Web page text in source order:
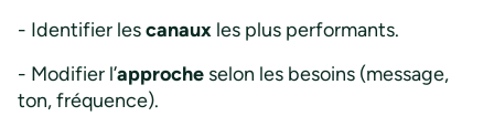
- Identifier lescanaux les plus performants.
- Modifier l’approche selon les besoins (message,
ton, fréquence).